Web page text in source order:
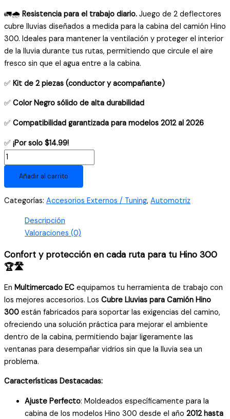
🚛🌧️ Resistencia para el trabajo diario. Juego de 2 deflectores
cubre lluvias diseñados a medida para la cabina del camión Hino
300. Ideales para mantener la ventilación y proteger el interior
de la lluvia durante tus rutas, permitiendo que circule el aire
fresco sin que el agua entre a la cabina.
✅ Kit de 2 piezas (conductor y acompañante)
✅ Color Negro sólido de alta durabilidad
✅ Compatibilidad garantizada para modelos 2012 al 2026
✅ ¡Por solo $14.99!
Deflectores
Cubre
Lluvias
Camión
2026)
-
x2
Color
Negro
cantidad
Añadir al carrito
Categorías: Accesorios Externos / Tuning, Automotriz
Descripción
Valoraciones (0)
Confort y protección en cada ruta para tu Hino 300
🏆🛣️
En Multimercado EC equipamos tu herramienta de trabajo con
los mejores accesorios. Los Cubre Lluvias para Camión Hino
300 están fabricados para soportar las exigencias del camino,
ofreciendo una solución práctica para mejorar el ambiente
dentro de la cabina, permitiendo bajar ligeramente las
ventanas para desempañar vidrios sin que la lluvia sea un
problema.
Características Destacadas:
Ajuste Perfecto: Moldeados específicamente para la
cabina de los modelos Hino 300 desde el año 2012 hasta